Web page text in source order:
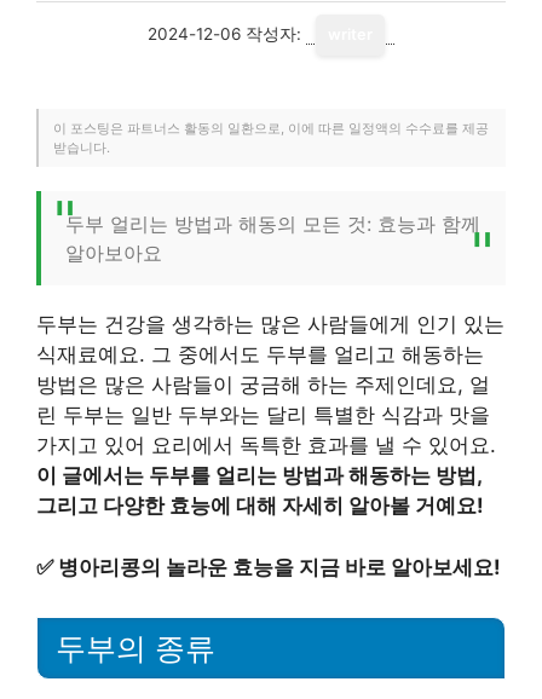
2024-12-06 작성자:
이 포스팅은 파트너스 활동의 일환으로, 이에 따른 일정액의 수수료를 제공
받습니다.
두부 얼리는 방법과 해동의 모든 것: 효능과 함께
알아보아요
두부는 건강을 생각하는 많은 사람들에게 인기 있는
식재료예요. 그 중에서도 두부를 얼리고 해동하는
방법은 많은 사람들이 궁금해 하는 주제인데요, 얼
린 두부는 일반 두부와는 달리 특별한 식감과 맛을
가지고 있어 요리에서 독특한 효과를 낼 수 있어요.
이 글에서는 두부를 얼리는 방법과 해동하는 방법,
그리고 다양한 효능에 대해 자세히 알아볼 거예요!
✅ 병아리콩의 놀라운 효능을 지금 바로 알아보세요!
두부의 종류